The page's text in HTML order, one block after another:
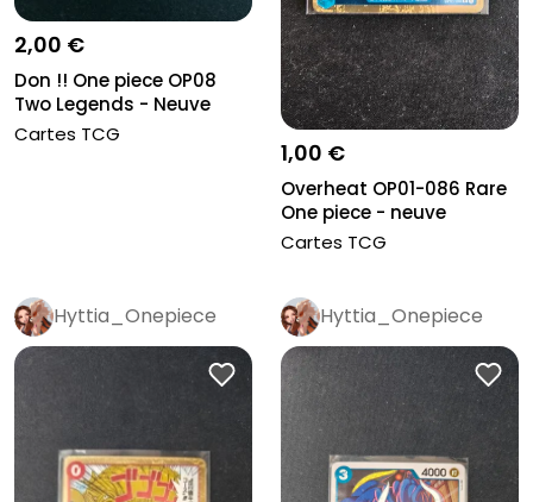
2,00 €
Don !! One piece OP08
Two Legends - Neuve
Cartes TCG
1,00 €
Overheat OP01-086 Rare
One piece - neuve
Cartes TCG
Hyttia_Onepiece Hyttia_Onepiece